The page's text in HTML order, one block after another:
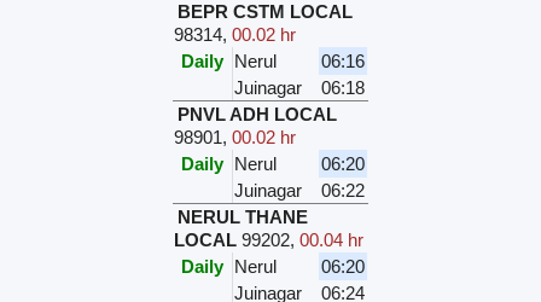
BEPR CSTM LOCAL
98314,00.02 hr
Daily Nerul
06:16
Juinagar
06:18
PNVL ADH LOCAL
98901,00.02 hr
Daily Nerul
06:20
Juinagar
06:22
NERUL THANE
LOCAL 99202,00.04 hr
Daily Nerul
06:20
Juinagar
06:24